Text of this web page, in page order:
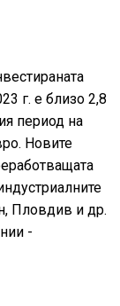
г. е близо 2,8
период на
Новите
Пловдив и др.
-